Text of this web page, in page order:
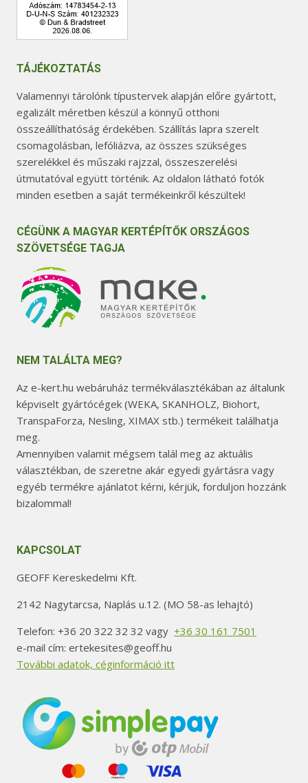
TÁJÉKOZTATÁS
Valamennyi tárolónk típustervek alapján előre gyártott,
egalizált méretben készül a könnyű otthoni
összeállíthatóság érdekében. Szállítás lapra szerelt
csomagolásban, lefóliázva, az összes szükséges
szerelékkel és műszaki rajzzal, összeszerelési
útmutatóval együtt történik. Az oldalon látható fotók
minden esetben a saját termékeinkről készültek!
CÉGÜNK A MAGYAR KERTÉPÍTŐK ORSZÁGOS
SZÖVETSÉGE TAGJA
NEM TALÁLTA MEG?
Az e-kert.hu webáruház termékválasztékában az általunk
képviselt gyártócégek (WEKA, SKANHOLZ, Biohort,
TranspaForza, Nesling, XIMAX stb.) termékeit találhatja
meg.
Amennyiben valamit mégsem talál meg az aktuális
választékban, de szeretne akár egyedi gyártásra vagy
egyéb termékre ajánlatot kérni, kérjük, forduljon hozzánk
bizalommal!
KAPCSOLAT
GEOFF Kereskedelmi Kft.
2142 Nagytarcsa, Naplás u.12. (MO 58-as lehajtó)
Telefon: +36 20 322 32 32 vagy +36 30 161 7501
e-mail cím: ertekesites@geoff.hu
További adatok, céginformáció itt